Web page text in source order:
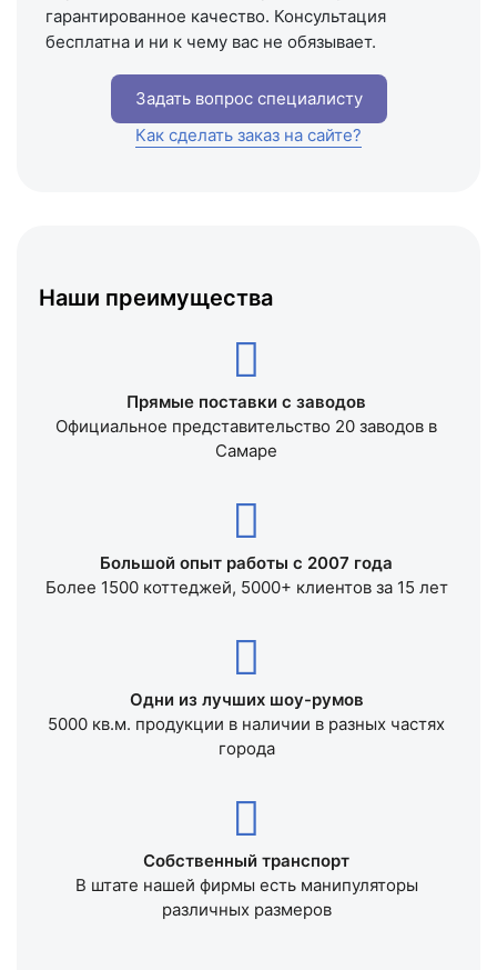
Наши преимущества
Прямые поставки с заводов
Официальное представительство 20 заводов в
Самаре
Большой опыт работы с 2007 года
Более 1500 коттеджей, 5000+ клиентов за 15 лет
Одни из лучших шоу-румов
5000 кв.м. продукции в наличии в разных частях
города
Собственный транспорт
В штате нашей фирмы есть манипуляторы
различных размеров
гарантированное качество. Консультация
бесплатна и ни к чему вас не обязывает.
Задать вопрос специалисту
Как сделать заказ на сайте?